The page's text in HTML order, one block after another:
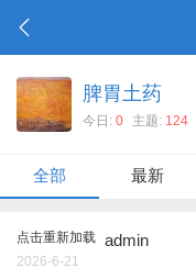
脾胃土药
今日: 0 主题: 124
全部 最新
点击重新加载 admin
2026-6-21